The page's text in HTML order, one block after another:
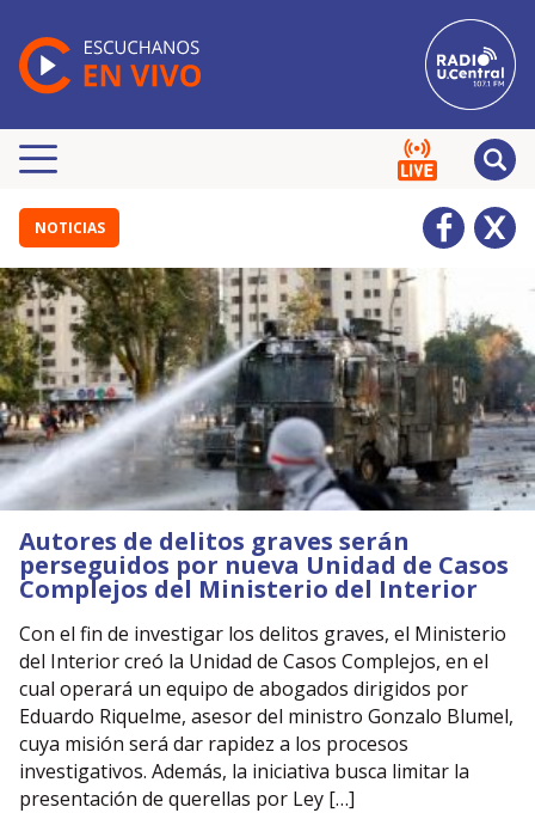
NOTICIAS
Autores de delitos graves serán
perseguidos por nueva Unidad de Casos
Complejos del Ministerio del Interior
Con el fin de investigar los delitos graves, el Ministerio
del Interior creó la Unidad de Casos Complejos, en el
cual operará un equipo de abogados dirigidos por
Eduardo Riquelme, asesor del ministro Gonzalo Blumel,
cuya misión será dar rapidez a los procesos
investigativos. Además, la iniciativa busca limitar la
presentación de querellas por Ley […]